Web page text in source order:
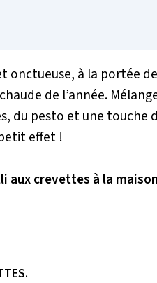
onctueuse, à la portée
de l’année.
du pesto et une
effet !
aux crevettes à la